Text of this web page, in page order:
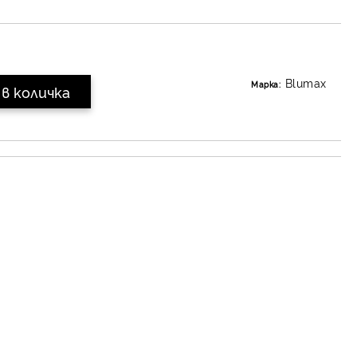
Марка: Blumax